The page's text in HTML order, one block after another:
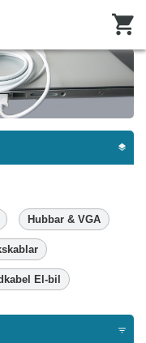
Hubbar & VGA
El-bil